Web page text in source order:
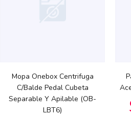
Mopa Onebox Centrifuga
C/Balde Pedal Cubeta
Separable Y Apilable (OB-
LBT6)
$175.95272 $147.916